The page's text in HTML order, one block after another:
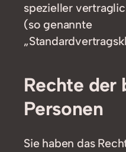
spezieller
(so genannte
Rechte der
Personen
Sie haben das